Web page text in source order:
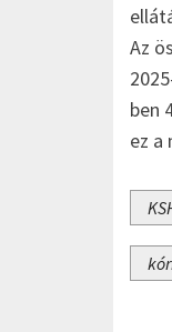
Az
ben
ez a